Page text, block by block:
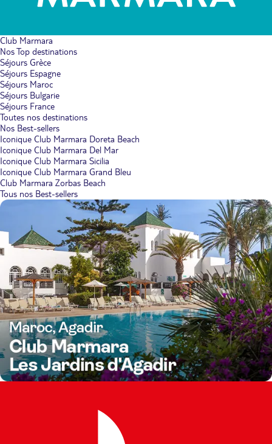
Club Marmara
Nos Top destinations
Séjours Grèce
Séjours Espagne
Séjours Maroc
Séjours Bulgarie
Séjours France
Toutes nos destinations
Nos Best-sellers
Iconique Club Marmara Doreta Beach
Iconique Club Marmara Del Mar
Iconique Club Marmara Sicilia
Iconique Club Marmara Grand Bleu
Club Marmara Zorbas Beach
Tous nos Best-sellers